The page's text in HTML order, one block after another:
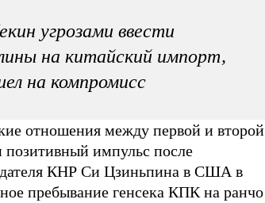
угрозами ввести
на китайский импорт,
на компромисс
отношения между первой и второй
импульс после
КНР Си Цзиньпина в США в
пребывание генсека КПК на ранчо